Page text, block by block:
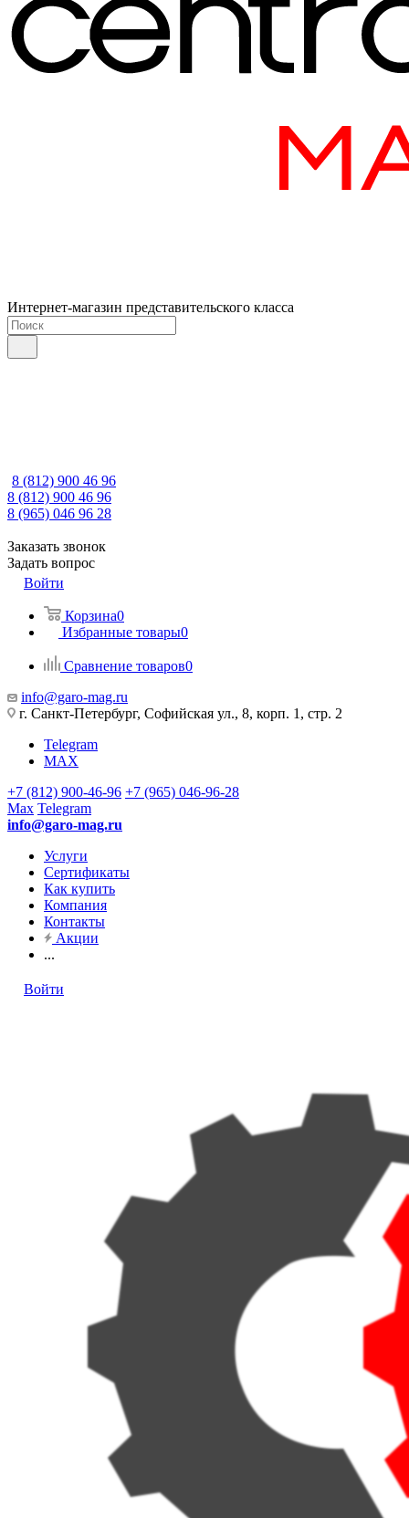
Интернет-магазин представительского класса
8 (812) 900 46 96
8 (812) 900 46 96
8 (965) 046 96 28
Заказать звонок
Задать вопрос
Войти
Корзина0
Избранные товары0
Сравнение товаров0
info@garo-mag.ru
г. Санкт-Петербург, Софийская ул., 8, корп. 1, стр. 2
Telegram
MAX
+7 (812) 900-46-96 +7 (965) 046-96-28
Max Telegram
info@garo-mag.ru
Услуги
Сертификаты
Как купить
Компания
Контакты
Акции
...
Войти